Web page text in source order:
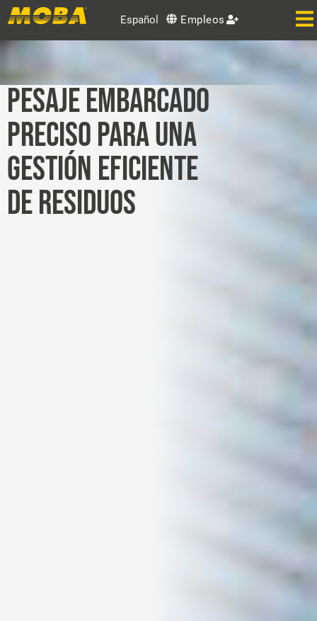
Español Empleos
PESAJE EMBARCADO
PRECISO PARA UNA
GESTIÓN EFICIENTE
DE RESIDUOS